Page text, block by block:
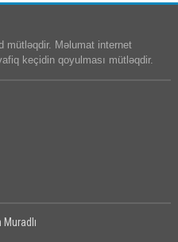
mütləqdir. Məlumat internet
keçidin qoyulması mütləqdir.